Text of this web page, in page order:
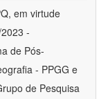
em virtude
-
de Pós-
- PPGG e
de Pesquisa